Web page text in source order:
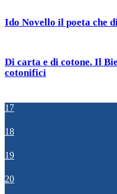
Ido Novello il poeta che
Di carta e di cotone. Il
cotonifici
17
18
19
20